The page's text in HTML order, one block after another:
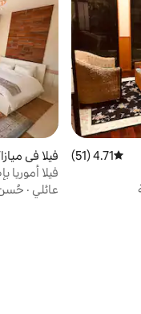
متوسط التقييم 4.71 من 5، 51 مراجعات
4.71 (51)
فيلا في
فيلا أموريا
عائلي · حُسن